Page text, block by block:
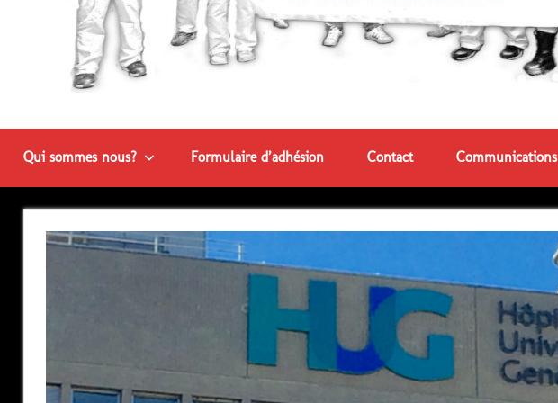
Qui sommes nous? Formulaire d’adhésion Contact Communications